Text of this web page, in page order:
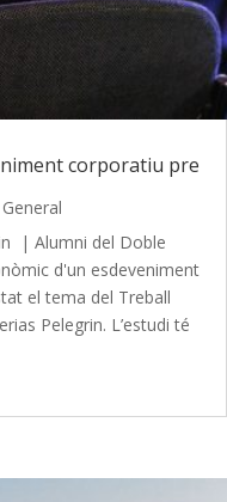
corporatiu pre
General
| Alumni del Doble
d'un esdeveniment
el tema del Treball
Pelegrin. L’estudi té